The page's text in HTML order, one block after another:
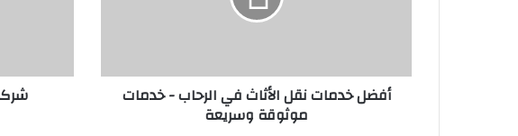
ت
أفضل خدمات نقل الأثاث في الرحاب - خدمات
موثوقة وسريعة
ل